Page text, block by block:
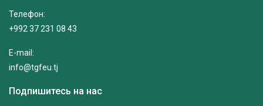
Телефон:
+992 37 231 08 43
E-mail:
info@tgfeu.tj
Подпишитесь на нас